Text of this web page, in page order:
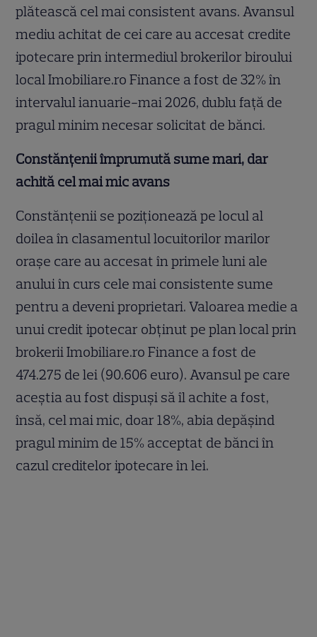
plătească cel mai consistent avans. Avansul
mediu achitat de cei care au accesat credite
ipotecare prin intermediul brokerilor biroului
local Imobiliare.ro Finance a fost de 32% în
intervalul ianuarie-mai 2026, dublu față de
pragul minim necesar solicitat de bănci.
Constănțenii împrumută sume mari, dar
achită cel mai mic avans
Constănțenii se poziționează pe locul al
doilea în clasamentul locuitorilor marilor
orașe care au accesat în primele luni ale
anului în curs cele mai consistente sume
pentru a deveni proprietari. Valoarea medie a
unui credit ipotecar obținut pe plan local prin
brokerii Imobiliare.ro Finance a fost de
474.275 de lei (90.606 euro). Avansul pe care
aceștia au fost dispuși să îl achite a fost,
însă, cel mai mic, doar 18%, abia depășind
pragul minim de 15% acceptat de bănci în
cazul creditelor ipotecare în lei.